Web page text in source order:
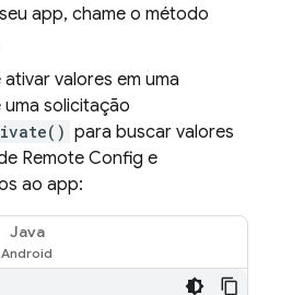
app, chame o método
valores em uma
uma solicitação
para buscar valores
Remote Config e
ao app:
Java